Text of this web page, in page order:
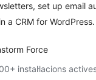
set up email
a CRM for WordPress.
Force
instal·lacions